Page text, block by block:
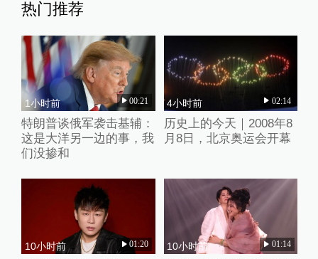
热门推荐
1小时前 00:21
特朗普谈俄军袭击基辅：
这是大洋另一边的事，我
们没掺和
4小时前 02:14
历史上的今天｜2008年8
月8日，北京奥运会开幕
10小时前 01:20 10小时前 01:14